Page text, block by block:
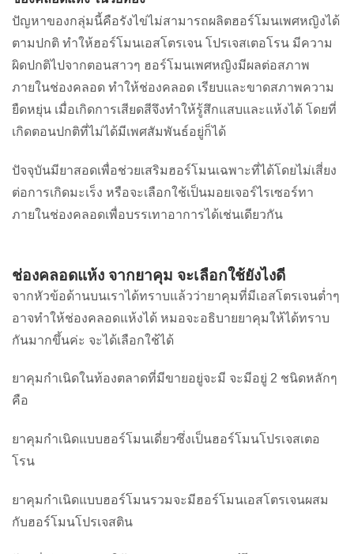
ปัญหาของกลุ่มนี้คือรังไข่ไม่สามารถผลิตฮอร์โมนเพศหญิงได้
ตามปกติ ทำให้ฮอร์โมนเอสโตรเจน โปรเจสเตอโรน มีความ
ผิดปกติไปจากตอนสาวๆ ฮอร์โมนเพศหญิงมีผลต่อสภาพ
ภายในช่องคลอด ทำให้ช่องคลอด เรียบและขาดสภาพความ
ยืดหยุ่น เมื่อเกิดการเสียดสีจึงทำให้รู้สึกแสบและแห้งได้ โดยที่
เกิดตอนปกติที่ไม่ได้มีเพศสัมพันธ์อยู่ก็ได้
ปัจจุบันมียาสอดเพื่อช่วยเสริมฮอร์โมนเฉพาะที่ได้โดยไม่เสี่ยง
ต่อการเกิดมะเร็ง หรือจะเลือกใช้เป็นมอยเจอร์ไรเซอร์ทา
ภายในช่องคลอดเพื่อบรรเทาอาการได้เช่นเดียวกัน
ช่องคลอดแห้ง จากยาคุม จะเลือกใช้ยังไงดี
จากหัวข้อด้านบนเราได้ทราบแล้วว่ายาคุมที่มีเอสโตรเจนต่ำๆ
อาจทำให้ช่องคลอดแห้งได้ หมอจะอธิบายยาคุมให้ได้ทราบ
กันมากขึ้นค่ะ จะได้เลือกใช้ได้
ยาคุมกำเนิดในท้องตลาดที่มีขายอยู่จะมี จะมีอยู่ 2 ชนิดหลักๆ
คือ
ยาคุมกำเนิดแบบฮอร์โมนเดี่ยวซึ่งเป็นฮอร์โมนโปรเจสเตอ
โรน
ยาคุมกำเนิดแบบฮอร์โมนรวมจะมีฮอร์โมนเอสโตรเจนผสม
กับฮอร์โมนโปรเจสติน